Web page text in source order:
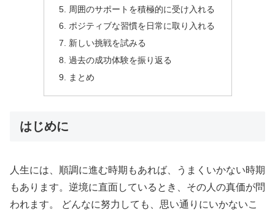
周囲のサポートを積極的に受け入れる
ポジティブな習慣を日常に取り入れる
新しい挑戦を試みる
過去の成功体験を振り返る
まとめ
はじめに
人生には、順調に進む時期もあれば、うまくいかない時期
もあります。逆境に直面しているとき、その人の真価が問
われます。 どんなに努力しても、思い通りにいかないこ